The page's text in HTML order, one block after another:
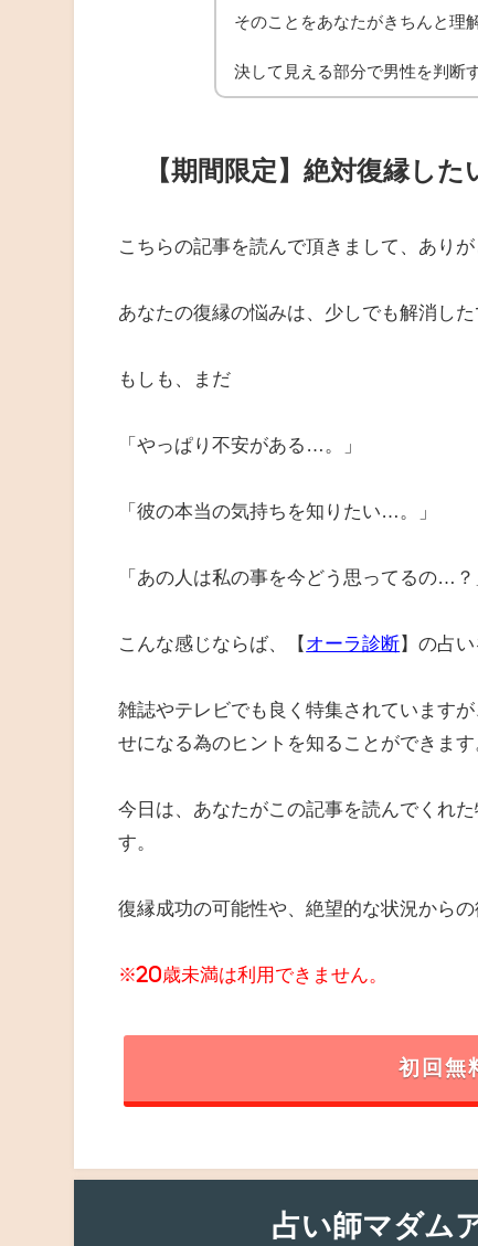
そのことをあなたがきちんと理
決して見える部分で男性を判断
【期間限定】絶対復縁し
こちらの記事を読んで頂きまして、ありが
あなたの復縁の悩みは、少しでも解消した
もしも、まだ
「やっぱり不安がある…。」
「彼の本当の気持ちを知りたい…。」
「あの人は私の事を今どう思ってるの…？
こんな感じならば、【 オーラ診断】の占
雑誌やテレビでも良く特集されています
せになる為のヒントを知ることができます
今日は、あなたがこの記事を読んでくれ
す。
復縁成功の可能性や、絶望的な状況から
※20歳未満は利用できません。
初回無
占い師マダム